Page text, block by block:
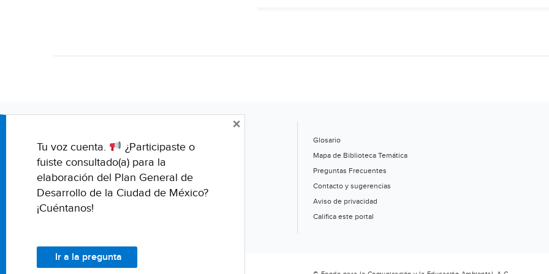
Glosario
Mapa de Biblioteca Temática
Preguntas Frecuentes
Contacto y sugerencias
Aviso de privacidad
Califica este portal
Tu voz cuenta.
¿Participaste o
fuiste consultado(a) para la
elaboración del Plan General de
Desarrollo de la Ciudad de México?
¡Cuéntanos!
Ir a la pregunta
×